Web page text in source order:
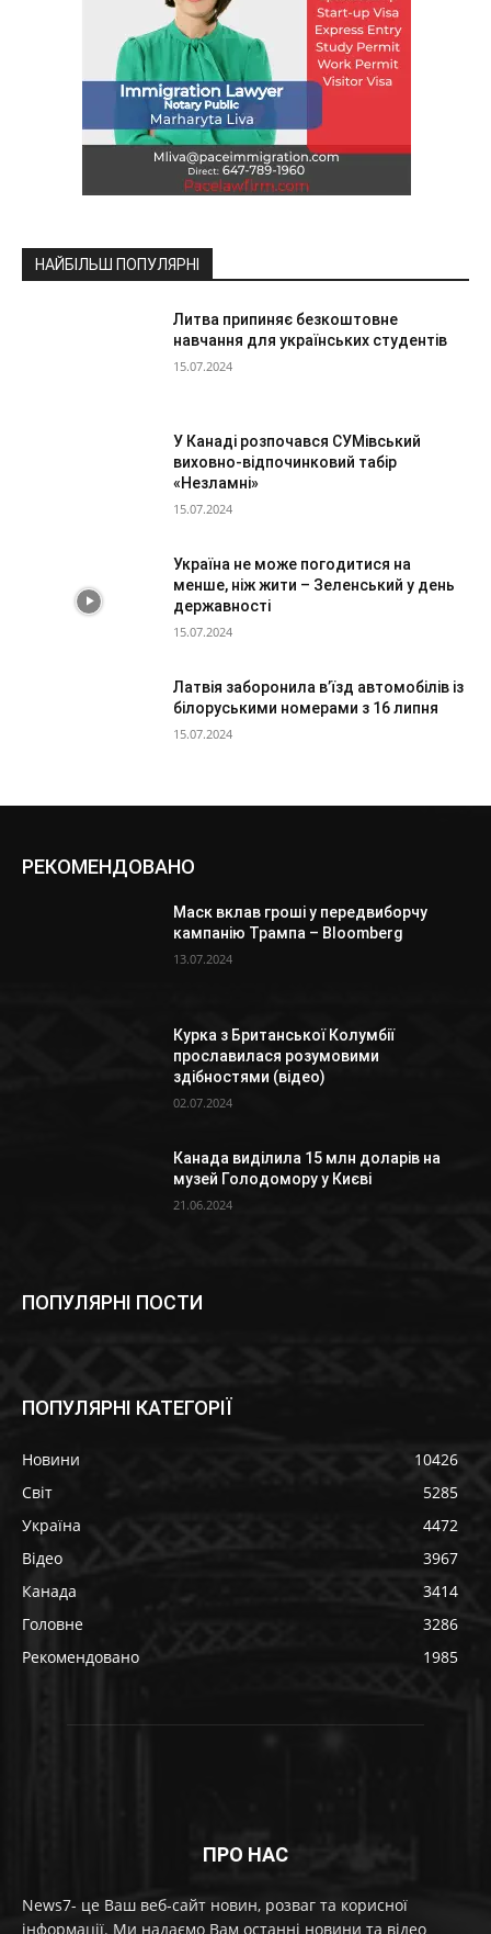
НАЙБІЛЬШ ПОПУЛЯРНІ
Литва припиняє безкоштовне
навчання для українських студентів
15.07.2024
У Канаді розпочався СУМівський
виховно-відпочинковий табір
«Незламні»
15.07.2024
Україна не може погодитися на
менше, ніж жити – Зеленський у день
державності
15.07.2024
Латвія заборонила в’їзд автомобілів із
білоруськими номерами з 16 липня
15.07.2024
РЕКОМЕНДОВАНО
Маск вклав гроші у передвиборчу
кампанію Трампа – Bloomberg
13.07.2024
Курка з Британської Колумбії
прославилася розумовими
здібностями (відео)
02.07.2024
Канада виділила 15 млн доларів на
музей Голодомору у Києві
21.06.2024
ПОПУЛЯРНІ ПОСТИ
ПОПУЛЯРНІ КАТЕГОРІЇ
Новини
10426
Світ
5285
Україна
4472
Відео
3967
Канада
3414
Головне
3286
Рекомендовано
1985
ПРО НАС
News7- це Ваш веб-сайт новин, розваг та корисної
інформації. Ми надаємо Вам останні новини та відео